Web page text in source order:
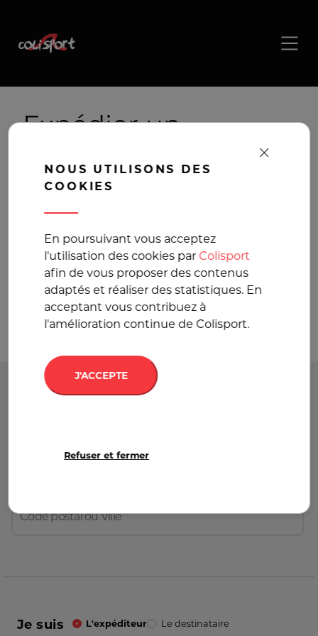
NOUS UTILISONS DES
COOKIES
En poursuivant vous acceptez
l'utilisation des cookies par Colisport
afin de vous proposer des contenus
adaptés et réaliser des statistiques. En
acceptant vous contribuez à
l'amélioration continue de Colisport.
J'ACCEPTE
Refuser et fermer
Expédier un
Snowboard, Livraison
Snowboard
Transport en France
et en Europe au
meilleur prix
Je suis L'expéditeur Le destinataire